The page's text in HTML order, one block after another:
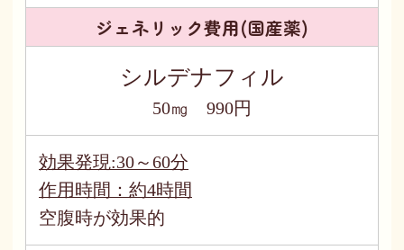
ジェネリック費用(国産薬)
シルデナフィル
50㎎ 990円
効果発現:30～60分
作用時間：約4時間
空腹時が効果的